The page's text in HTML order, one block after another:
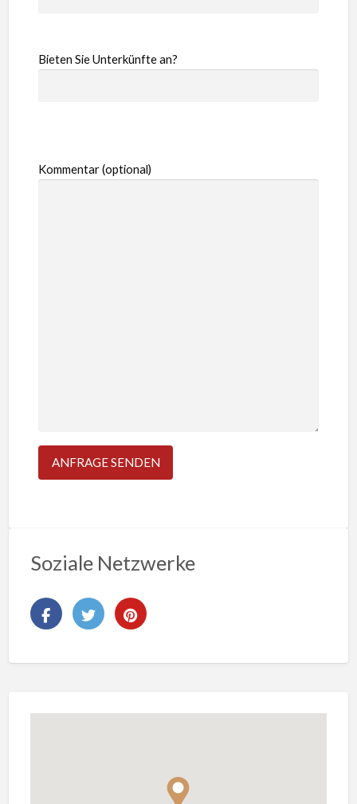
Bieten Sie Unterkünfte an?
Kommentar (optional)
Soziale Netzwerke